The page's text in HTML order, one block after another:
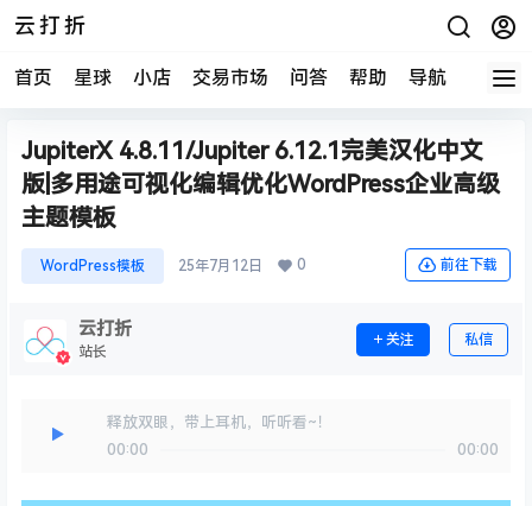
云打折
首页 星球 小店 交易市场 问答 帮助 导航 快报
JupiterX 4.8.11/Jupiter 6.12.1完美汉化中文
版|多用途可视化编辑优化WordPress企业高级
主题模板
WordPress模板 25年7月12日 0 前往下载
云打折
站长
关注 私信
释放双眼，带上耳机，听听看~！
00:00
00:00